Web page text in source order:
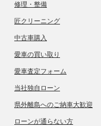
修理・整備
匠クリーニング
中古車購入
愛車の買い取り
愛車査定フォーム
当社独自ローン
県外離島へのご納車大歓迎
ローンが通らない方